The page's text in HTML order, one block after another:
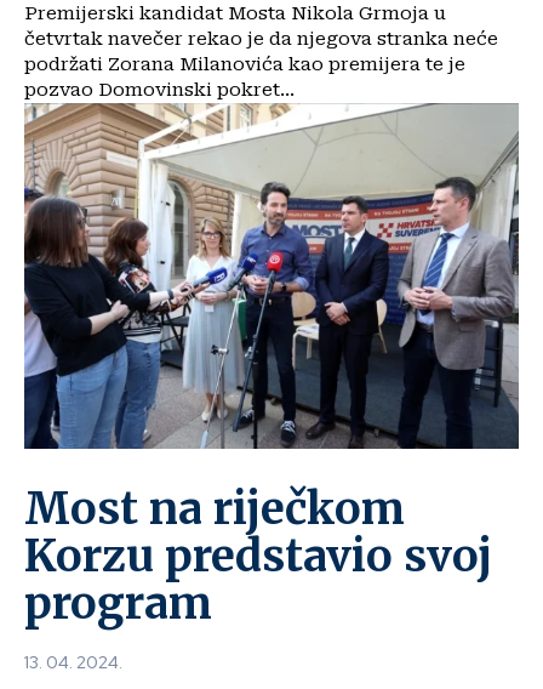
Premijerski kandidat Mosta Nikola Grmoja u
četvrtak navečer rekao je da njegova stranka neće
podržati Zorana Milanovića kao premijera te je
pozvao Domovinski pokret...
Most na riječkom
Korzu predstavio svoj
program
13. 04. 2024.